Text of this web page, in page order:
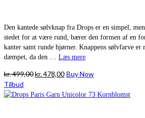
Den kantede sølvknap fra Drops er en simpel,
stedet for at være rund, bærer den formen af en
kanter samt runde hjørner. Knappens sølvfarve er
dæmpet, da den … Læs mere
kr.499,00Den
pris
kr.478,00Den
pris
Buy Now
Tilbud